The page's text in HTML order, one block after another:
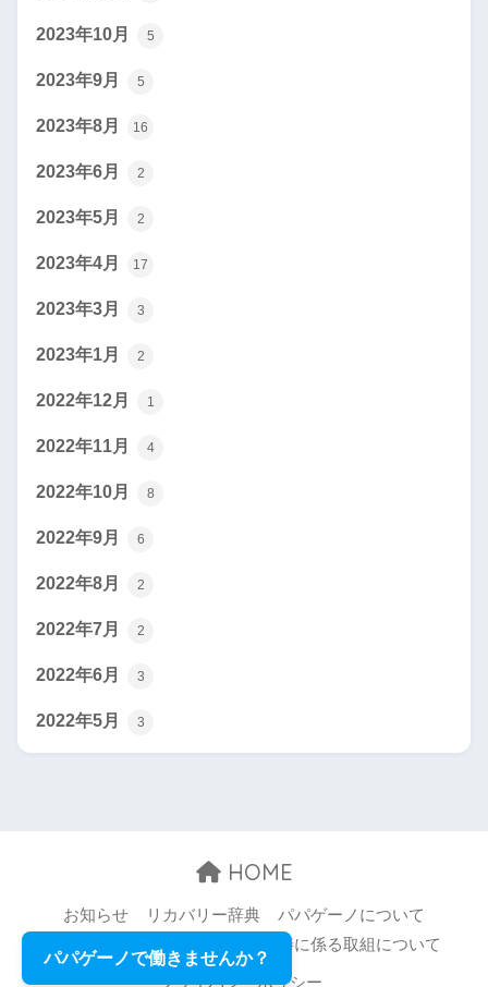
2023年10月 5
2023年9月 5
2023年8月 16
2023年6月 2
2023年5月 2
2023年4月 17
2023年3月 3
2023年1月 2
2022年12月 1
2022年11月 4
2022年10月 8
2022年9月 6
2022年8月 2
2022年7月 2
2022年6月 3
2022年5月 3
HOME
お知らせ リカバリー辞典
パパゲーノについて
職場環境等の改善に係る取組について
プライバシーポリシー
パパゲーノで働きませんか？